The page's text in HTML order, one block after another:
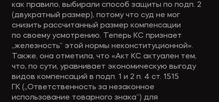
как правило, выбирали способ защиты по подп. 2
(двукратный размер), потому что суд не мог
снизить рассчитанный размер компенсации
по своему усмотрению. Теперь КС признает
„железность“ этой нормы неконституционной».
Также, она отметила, что «Акт КС актуален тем,
что, по сути, уравнивает экономическую выгоду
видов компенсаций в подп. 1 и 2 п. 4 ст. 1515
ГК („Ответственность за незаконное
использование товарного знака“) для